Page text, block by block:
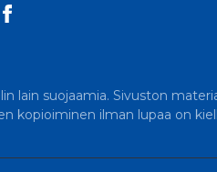
lain suojaamia. Sivuston
kopioiminen ilman lupaa on